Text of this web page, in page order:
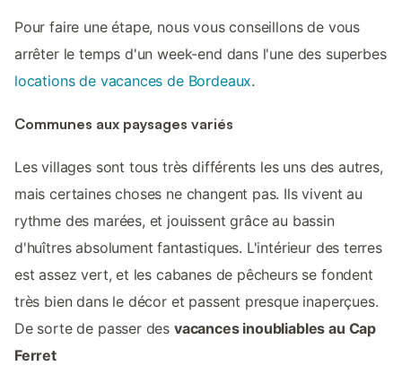
Pour faire une étape, nous vous conseillons de vous
arrêter le temps d'un week-end dans l'une des superbes
locations de vacances de Bordeaux.
Communes aux paysages variés
Les villages sont tous très différents les uns des autres,
mais certaines choses ne changent pas. Ils vivent au
rythme des marées, et jouissent grâce au bassin
d'huîtres absolument fantastiques. L'intérieur des terres
est assez vert, et les cabanes de pêcheurs se fondent
très bien dans le décor et passent presque inaperçues.
De sorte de passer des vacances inoubliables au Cap
Ferret